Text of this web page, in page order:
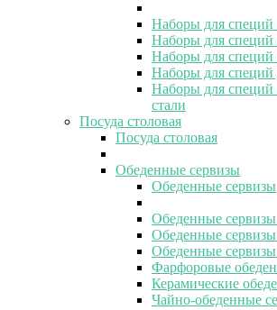
Наборы для специй
Наборы для специй
Наборы для специй
Наборы для специй
Наборы для
стали
Посуда столовая
Посуда столовая
Обеденные сервизы
Обеденные сервизы
Обеденные
Обеденные
Обеденные
Фарфоровые
Керамические
Чайно-обеденные